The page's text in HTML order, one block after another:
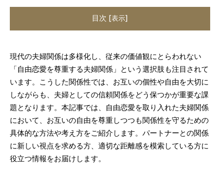
目次 [表示]
現代の夫婦関係は多様化し、従来の価値観にとらわれない
「自由恋愛を尊重する夫婦関係」という選択肢も注目されて
います。こうした関係性では、お互いの個性や自由を大切に
しながらも、夫婦としての信頼関係をどう保つかが重要な課
題となります。本記事では、自由恋愛を取り入れた夫婦関係
において、お互いの自由を尊重しつつも関係性を守るための
具体的な方法や考え方をご紹介します。パートナーとの関係
に新しい視点を求める方、適切な距離感を模索している方に
役立つ情報をお届けします。